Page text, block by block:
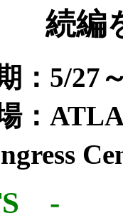
続編
：5/27
：
-